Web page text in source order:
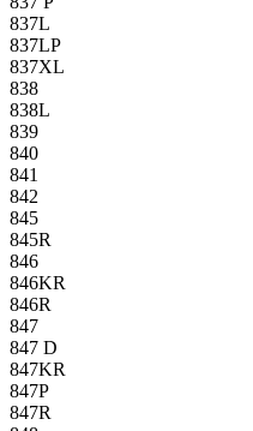
837L
837LP
837XL
838
838L
839
840
841
842
845
845R
846
846KR
846R
847
847 D
847KR
847P
847R